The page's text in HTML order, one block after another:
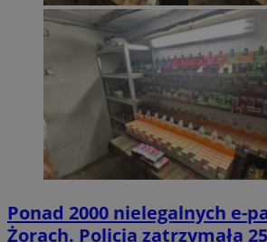
Ponad 2000 nielegalnych e-
Żorach. Policja zatrzymała